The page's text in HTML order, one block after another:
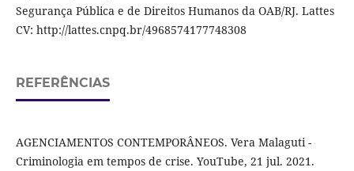
Segurança Pública e de Direitos Humanos da OAB/RJ. Lattes
CV: http://lattes.cnpq.br/4968574177748308
REFERÊNCIAS
AGENCIAMENTOS CONTEMPORÂNEOS. Vera Malaguti -
Criminologia em tempos de crise. YouTube, 21 jul. 2021.